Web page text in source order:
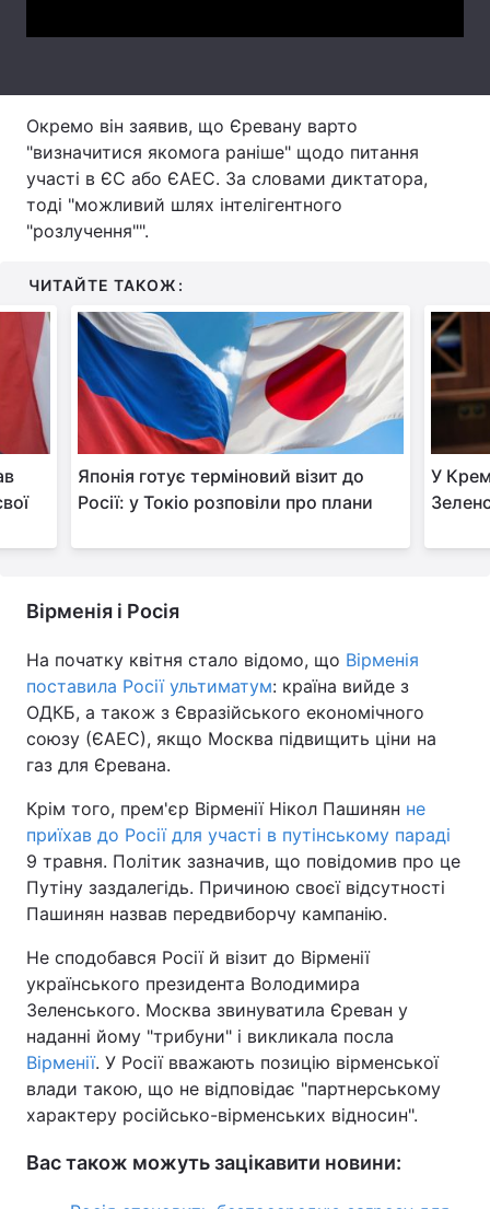
Послуги
Окремо він заявив, що Єревану варто
"визначитися якомога раніше" щодо питання
участі в ЄС або ЄАЕС. За словами диктатора,
тоді "можливий шлях інтелігентного
"розлучення"".
ЧИТАЙТЕ ТАКОЖ:
Японія готує терміновий візит до
Росії: у Токіо розповіли про плани
У
Вірменія і Росія
На початку квітня стало відомо, що Вірменія
поставила Росії ультиматум: країна вийде з
ОДКБ, а також з Євразійського економічного
союзу (ЄАЕС), якщо Москва підвищить ціни на
газ для Єревана.
Крім того, прем'єр Вірменії Нікол Пашинян не
приїхав до Росії для участі в путінському параді
9 травня. Політик зазначив, що повідомив про це
Путіну заздалегідь. Причиною своєї відсутності
Пашинян назвав передвиборчу кампанію.
Не сподобався Росії й візит до Вірменії
українського президента Володимира
Зеленського. Москва звинуватила Єреван у
наданні йому "трибуни" і викликала посла
Вірменії. У Росії вважають позицію вірменської
влади такою, що не відповідає "партнерському
характеру російсько-вірменських відносин".
Вас також можуть зацікавити новини: